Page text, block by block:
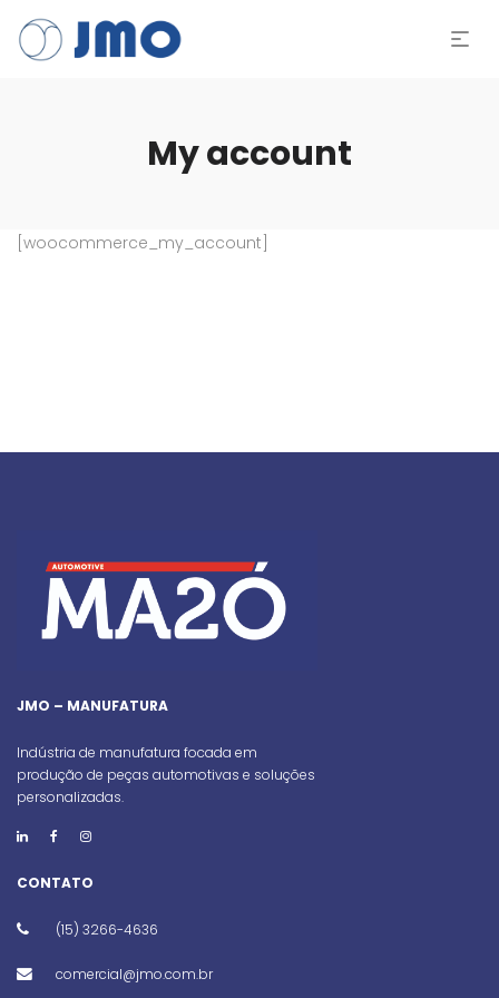
My account
[woocommerce_my_account]
JMO – MANUFATURA
Indústria de manufatura focada em
produção de peças automotivas e soluções
personalizadas.
CONTATO
(15) 3266-4636
comercial@jmo.com.br